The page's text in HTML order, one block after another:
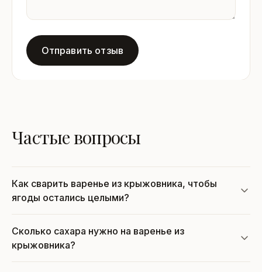
Отправить отзыв
Частые вопросы
Как сварить варенье из крыжовника, чтобы
ягоды остались целыми?
Сколько сахара нужно на варенье из
крыжовника?